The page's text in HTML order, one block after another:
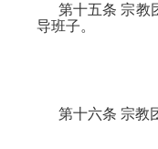
第十五条 宗教
导班子。
第十六条 宗教